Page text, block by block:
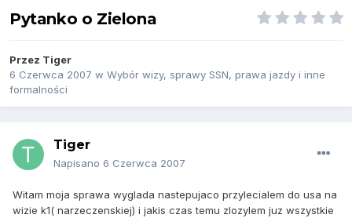
Pytanko o Zielona
Przez Tiger
6 Czerwca 2007 w Wybór wizy, sprawy SSN, prawa jazdy i inne
formalności
Tiger
Napisano 6 Czerwca 2007
Witam moja sprawa wyglada nastepujaco przylecialem do usa na
wizie k1( narzeczenskiej) i jakis czas temu zlozylem juz wszystkie